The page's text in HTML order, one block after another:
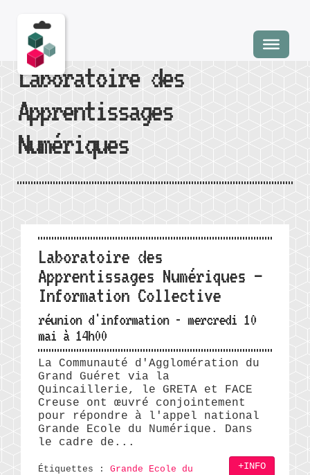
Laboratoire des
Apprentissages
Numériques
Laboratoire des
Apprentissages Numériques –
Information Collective
réunion d'information - mercredi 10
mai à 14h00
La Communauté d'Agglomération du
Grand Guéret via la
Quincaillerie, le GRETA et FACE
Creuse ont œuvré conjointement
pour répondre à l'appel national
Grande Ecole du Numérique. Dans
le cadre de...
Étiquettes : Grande Ecole du
+INFO